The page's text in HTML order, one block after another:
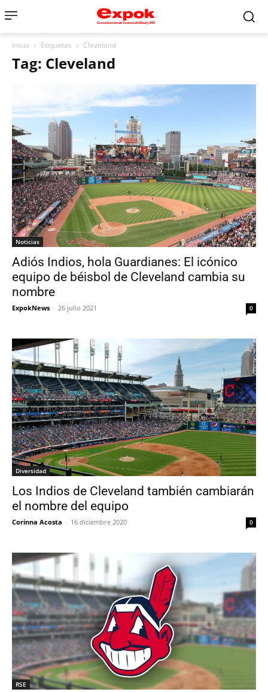
Inicio Etiquetas Cleveland
Tag: Cleveland
Noticias
Adiós Indios, hola Guardianes: El icónico
equipo de béisbol de Cleveland cambia su
nombre
ExpokNews - 26 julio 2021 0
Diversidad
Los Indios de Cleveland también cambiarán
el nombre del equipo
Corinna Acosta - 16 diciembre 2020 0
RSE